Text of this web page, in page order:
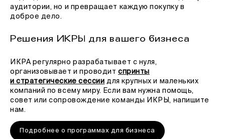
аудитории, но и превращает каждую покупку в
доброе дело.
Решения ИКРЫ для вашего бизнеса
ИКРА регулярно разрабатывает с нуля,
организовывает и проводитспринты
и стратегические сессии для крупных и маленьких
компаний по всему миру. Если вам нужна помощь,
совет или сопровождение команды ИКРЫ, напишите
нам.
Подробнее о программах для бизнеса